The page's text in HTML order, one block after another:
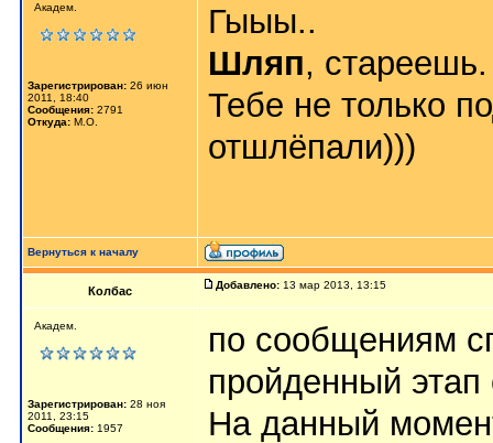
Академ.
Зарегистрирован: 26 июн
2011, 18:40
Сообщения: 2791
Откуда: М.О.
Гыыы..
Шляп, стареешь.
Тебе не только
отшлёпали)))
Вернуться к началу
Колбас Добавлено: 13 мар 2013, 13:15
Академ.
Зарегистрирован: 28 ноя
2011, 23:15
Сообщения: 1957
по сообщениям
пройденный этап
На данный